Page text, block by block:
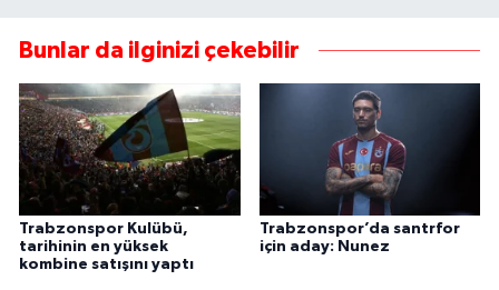
Bunlar da ilginizi çekebilir
Trabzonspor Kulübü,
tarihinin en yüksek
kombine satışını yaptı
Trabzonspor’da santrfor
için aday: Nunez